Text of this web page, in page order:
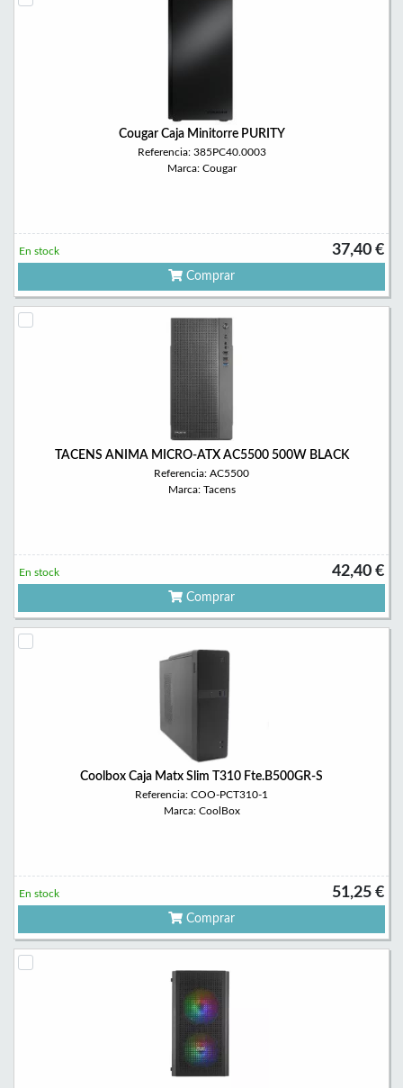
Cougar Caja Minitorre PURITY
Referencia: 385PC40.0003
Marca: Cougar
37,40 €
En stock
Comprar
TACENS ANIMA MICRO-ATX AC5500 500W BLACK
Referencia: AC5500
Marca: Tacens
42,40 €
En stock
Comprar
Coolbox Caja Matx Slim T310 Fte.B500GR-S
Referencia: COO-PCT310-1
Marca: CoolBox
51,25 €
En stock
Comprar